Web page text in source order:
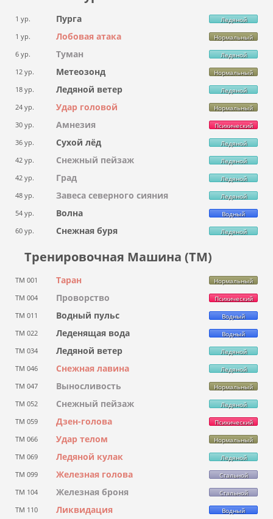
1 ур. Пурга Ледяной
1 ур. Лобовая атака Нормальный
6 ур. Туман Ледяной
12 ур. Метеозонд Нормальный
18 ур. Ледяной ветер Ледяной
24 ур. Удар головой Нормальный
30 ур. Амнезия Психический
36 ур. Сухой лёд Ледяной
42 ур. Снежный пейзаж Ледяной
42 ур. Град Ледяной
48 ур. Завеса северного сияния Ледяной
54 ур. Волна Водный
60 ур. Снежная буря Ледяной
Тренировочная Машина (ТМ)
ТМ 001 Таран Нормальный
ТМ 004 Проворство Психический
ТМ 011 Водный пульс Водный
ТМ 022 Леденящая вода Водный
ТМ 034 Ледяной ветер Ледяной
ТМ 046 Снежная лавина Ледяной
ТМ 047 Выносливость Нормальный
ТМ 052 Снежный пейзаж Ледяной
ТМ 059 Дзен-голова Психический
ТМ 066 Удар телом Нормальный
ТМ 069 Ледяной кулак Ледяной
ТМ 099 Железная голова Стальной
ТМ 104 Железная броня Стальной
ТМ 110 Ликвидация Водный